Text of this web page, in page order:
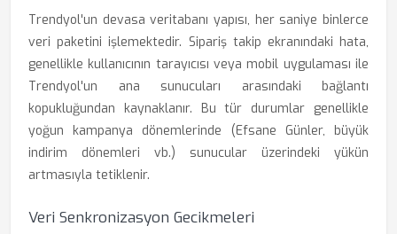
Trendyol'un devasa veritabanı yapısı, her saniye binlerce
veri paketini işlemektedir. Sipariş takip ekranındaki hata,
genellikle kullanıcının tarayıcısı veya mobil uygulaması ile
Trendyol'un ana sunucuları arasındaki bağlantı
kopukluğundan kaynaklanır. Bu tür durumlar genellikle
yoğun kampanya dönemlerinde (Efsane Günler, büyük
indirim dönemleri vb.) sunucular üzerindeki yükün
artmasıyla tetiklenir.
Veri Senkronizasyon Gecikmeleri